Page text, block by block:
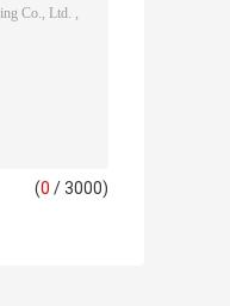
(0 / 3000)